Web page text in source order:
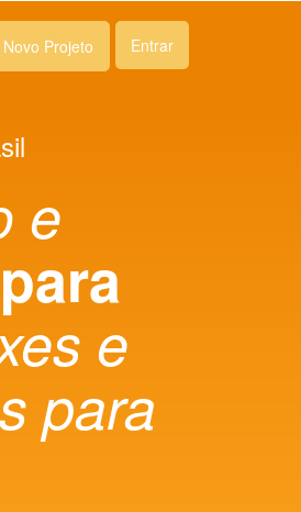
Projeto Entrar
e
para
e
para